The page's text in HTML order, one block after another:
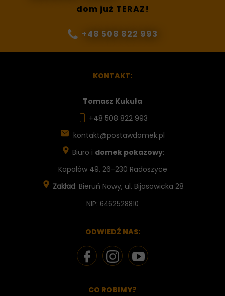
dom już TERAZ!
+48 508 822 993
Tomasz Kukuła
+48 508 822 993
kontakt@postawdomek.pl
Biuro i domek pokazowy:
Kapałów 49, 26-230 Radoszyce
Zakład: Bieruń Nowy, ul. Bijasowicka 28
NIP: 6462528810
CO ROBIMY?
ODWIEDŹ NAS:
KONTAKT: